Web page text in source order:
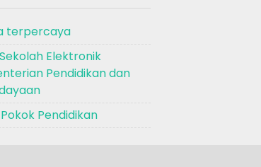
terpercaya
Elektronik
Pendidikan dan
Pendidikan